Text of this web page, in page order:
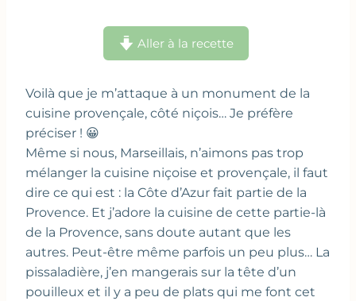
Aller à la recette
Voilà que je m’attaque à un monument de la
cuisine provençale, côté niçois… Je préfère
préciser ! 😀
Même si nous, Marseillais, n’aimons pas trop
mélanger la cuisine niçoise et provençale, il faut
dire ce qui est : la Côte d’Azur fait partie de la
Provence. Et j’adore la cuisine de cette partie-là
de la Provence, sans doute autant que les
autres. Peut-être même parfois un peu plus… La
pissaladière, j’en mangerais sur la tête d’un
pouilleux et il y a peu de plats qui me font cet